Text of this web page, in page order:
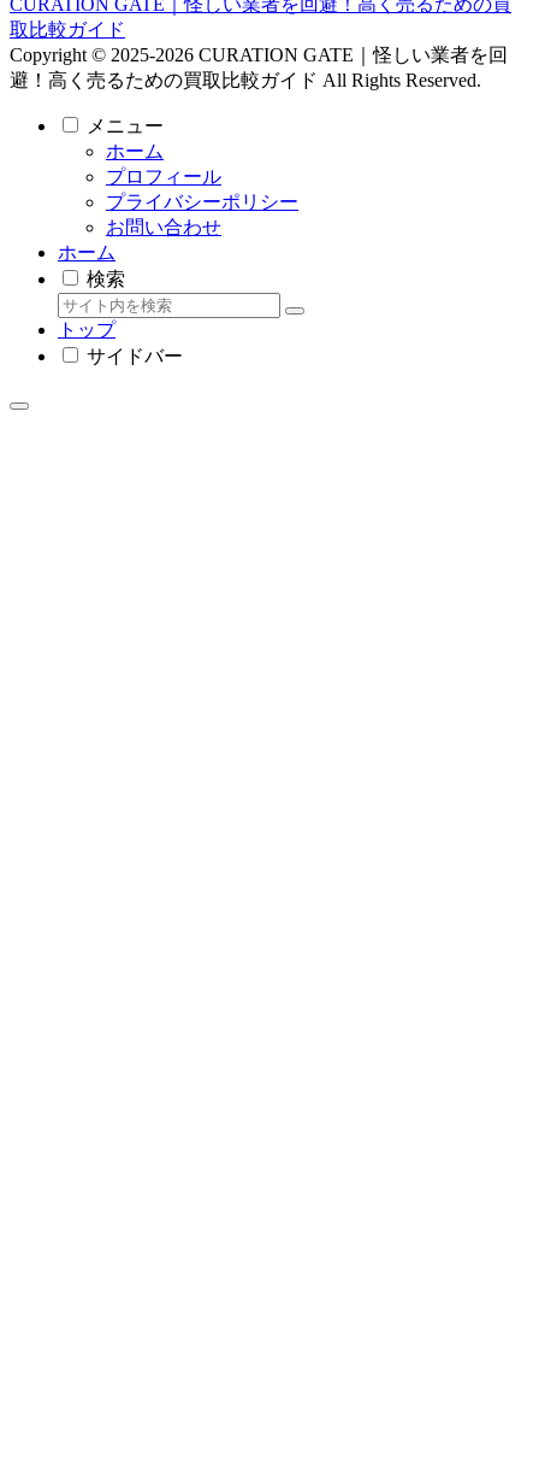
取比較ガイド
Copyright © 2025-2026 CURATION GATE｜怪しい業者を回
避！高く売るための買取比較ガイド All Rights Reserved.
メニュー
ホーム
プロフィール
プライバシーポリシー
お問い合わせ
ホーム
検索
トップ
サイドバー